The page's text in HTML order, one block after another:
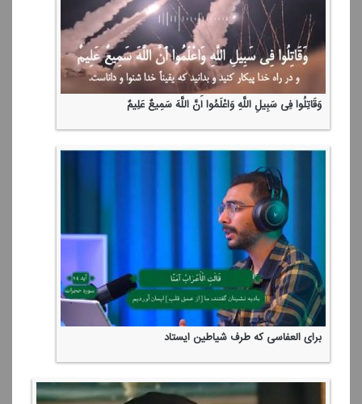
وَقَاتِلُوا فِی سَبِیلِ اللَّهِ وَاعْلَمُوا أَنَّ اللَّهَ سَمِیعٌ عَلِیمٌ
برای العفاسی كه طرف شیاطین ایستاد